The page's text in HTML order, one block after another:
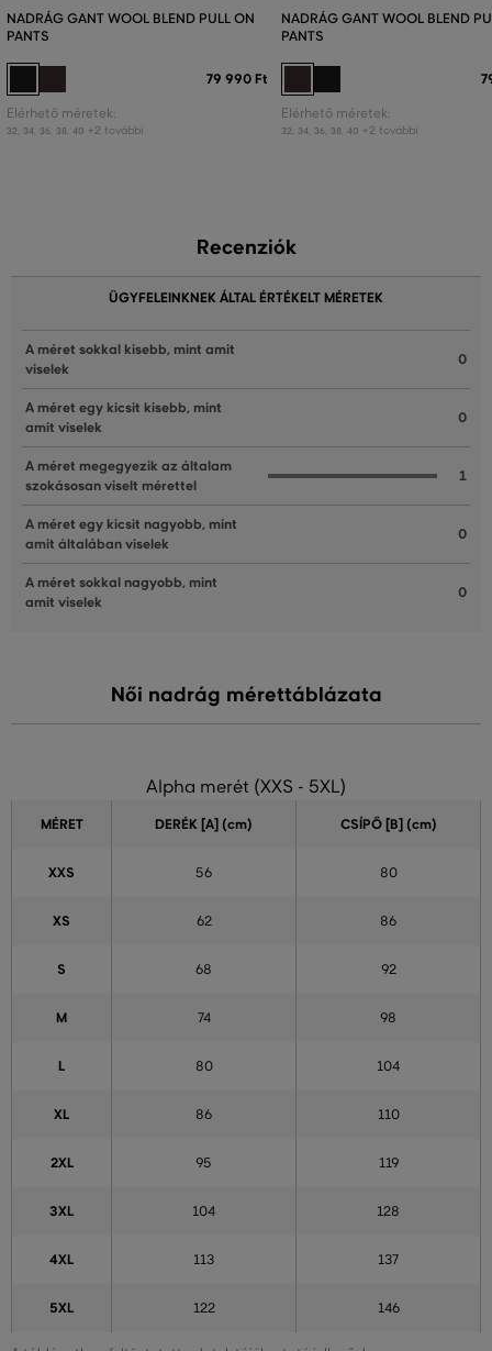
NADRÁG GANT WOOL BLEND PULL ON
PANTS
79 990 Ft
Elérhető méretek:
32 34 36 38 40 +2 további
NADRÁG GANT WOOL BLEND
PANTS
Elérhető méretek:
32 34 36 38 40 +2 további
Recenziók
ÜGYFELEINKNEK ÁLTAL ÉRTÉKELT MÉRETEK
A méret sokkal kisebb, mint amit
viselek
0
A méret egy kicsit kisebb, mint
amit viselek
0
A méret megegyezik az általam
szokásosan viselt mérettel
1
A méret egy kicsit nagyobb, mint
amit általában viselek
0
A méret sokkal nagyobb, mint
amit viselek
0
Női nadrág mérettáblázata
Alpha merét (XXS - 5XL)
MÉRET DERÉK [A] (cm) CSÍPŐ [B] (cm)
XXS 56 80
XS 62 86
S 68 92
M 74 98
L 80 104
XL 86 110
2XL 95 119
3XL 104 128
4XL 113 137
5XL 122 146